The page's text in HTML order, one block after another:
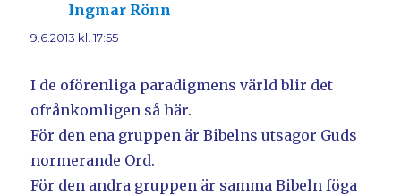
Ingmar Rönn
9.6.2013 kl. 17:55
I de oförenliga paradigmens värld blir det
ofrånkomligen så här.
För den ena gruppen är Bibelns utsagor Guds
normerande Ord.
För den andra gruppen är samma Bibeln föga